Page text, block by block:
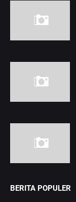
BERITA POPULER